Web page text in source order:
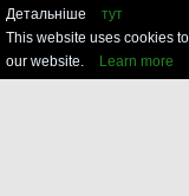
Детальніше
тут
This website uses cookies
our website.
Learn more